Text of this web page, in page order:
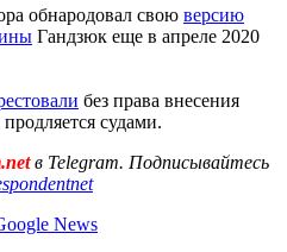
обнародовал свою версию
Гандзюк еще в апреле 2020
без права внесения
судами.
в Telegram. Подписывайтесь
News